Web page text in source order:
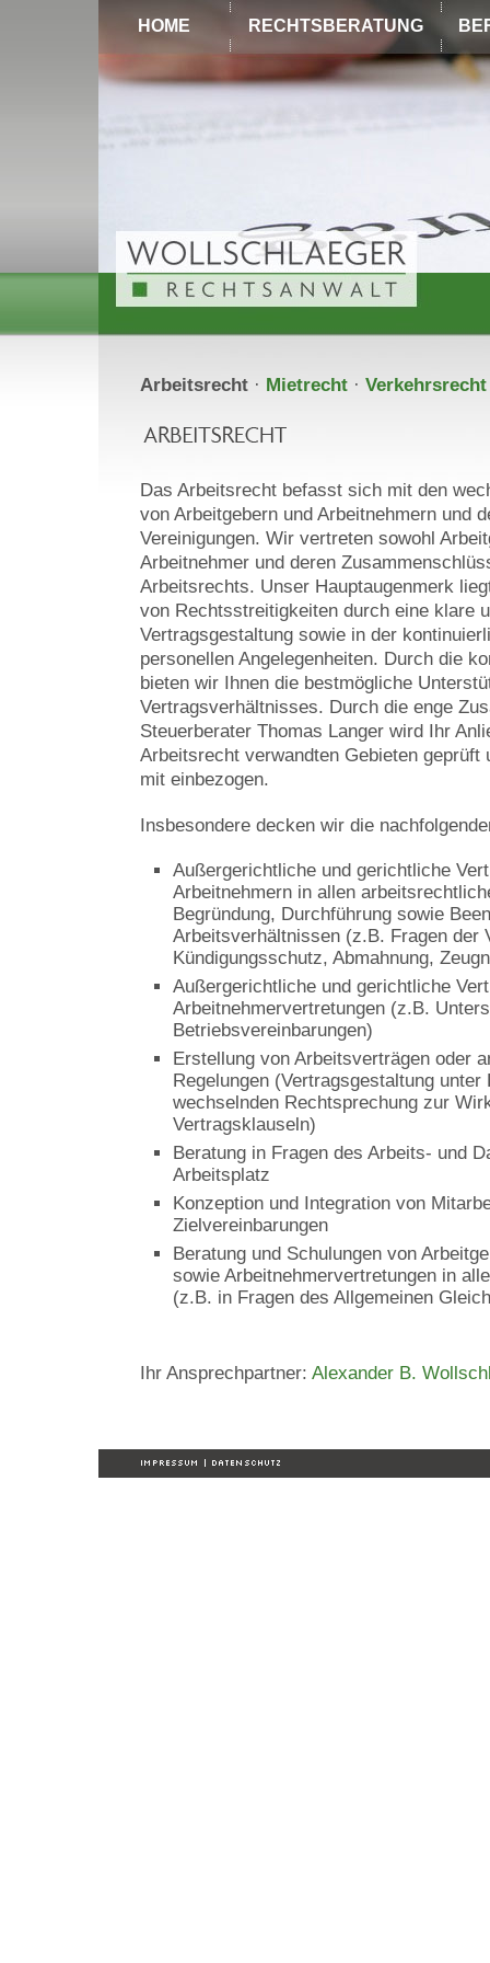
HOME RECHTSBERATUNG
Arbeitsrecht · Mietrecht · Verkehrsrecht
Das Arbeitsrecht befasst sich mit den
von Arbeitgebern und Arbeitnehmern und
Vereinigungen. Wir vertreten sowohl
Arbeitnehmer und deren
Arbeitsrechts. Unser Hauptaugenmerk
von Rechtsstreitigkeiten durch eine klare
Vertragsgestaltung sowie in der
personellen Angelegenheiten. Durch die
bieten wir Ihnen die bestmögliche
Vertragsverhältnisses. Durch die enge
Steuerberater Thomas Langer wird Ihr
Arbeitsrecht verwandten Gebieten geprüft
mit einbezogen.
Insbesondere decken wir die
Außergerichtliche und gerichtliche
Arbeitnehmern in allen
Begründung, Durchführung sowie
Arbeitsverhältnissen (z.B. Fragen der
Kündigungsschutz, Abmahnung,
Außergerichtliche und gerichtliche
Arbeitnehmervertretungen (z.B.
Betriebsvereinbarungen)
Erstellung von Arbeitsverträgen oder
Regelungen (Vertragsgestaltung
wechselnden Rechtsprechung zur
Vertragsklauseln)
Beratung in Fragen des Arbeits- und
Arbeitsplatz
Konzeption und Integration von
Zielvereinbarungen
Beratung und Schulungen von
sowie Arbeitnehmervertretungen in
(z.B. in Fragen des Allgemeinen
Ihr Ansprechpartner: Alexander B.